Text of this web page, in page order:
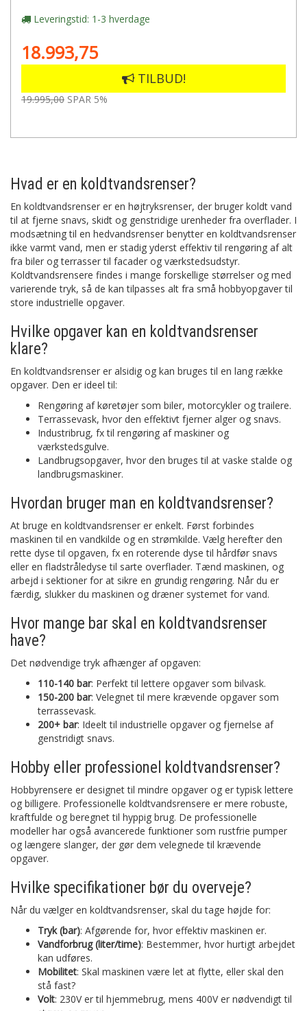
Leveringstid: 1-3 hverdage
18.993,75
TILBUD!
19.995,00 SPAR 5%
Hvad er en koldtvandsrenser?
En koldtvandsrenser er en højtryksrenser, der bruger koldt vand
til at fjerne snavs, skidt og genstridige urenheder fra overflader. I
modsætning til en hedvandsrenser benytter en koldtvandsrenser
ikke varmt vand, men er stadig yderst effektiv til rengøring af alt
fra biler og terrasser til facader og værkstedsudstyr.
Koldtvandsrensere findes i mange forskellige størrelser og med
varierende tryk, så de kan tilpasses alt fra små hobbyopgaver til
store industrielle opgaver.
Hvilke opgaver kan en koldtvandsrenser
klare?
En koldtvandsrenser er alsidig og kan bruges til en lang række
opgaver. Den er ideel til:
Rengøring af køretøjer som biler, motorcykler og trailere.
Terrassevask, hvor den effektivt fjerner alger og snavs.
Industribrug, fx til rengøring af maskiner og
værkstedsgulve.
Landbrugsopgaver, hvor den bruges til at vaske stalde og
landbrugsmaskiner.
Hvordan bruger man en koldtvandsrenser?
At bruge en koldtvandsrenser er enkelt. Først forbindes
maskinen til en vandkilde og en strømkilde. Vælg herefter den
rette dyse til opgaven, fx en roterende dyse til hårdfør snavs
eller en fladstråledyse til sarte overflader. Tænd maskinen, og
arbejd i sektioner for at sikre en grundig rengøring. Når du er
færdig, slukker du maskinen og dræner systemet for vand.
Hvor mange bar skal en koldtvandsrenser
have?
Det nødvendige tryk afhænger af opgaven:
110-140 bar: Perfekt til lettere opgaver som bilvask.
150-200 bar: Velegnet til mere krævende opgaver som
terrassevask.
200+ bar: Ideelt til industrielle opgaver og fjernelse af
genstridigt snavs.
Hobby eller professionel koldtvandsrenser?
Hobbyrensere er designet til mindre opgaver og er typisk lettere
og billigere. Professionelle koldtvandsrensere er mere robuste,
kraftfulde og beregnet til hyppig brug. De professionelle
modeller har også avancerede funktioner som rustfrie pumper
og længere slanger, der gør dem velegnede til krævende
opgaver.
Hvilke specifikationer bør du overveje?
Når du vælger en koldtvandsrenser, skal du tage højde for:
Tryk (bar): Afgørende for, hvor effektiv maskinen er.
Vandforbrug (liter/time): Bestemmer, hvor hurtigt arbejdet
kan udføres.
Mobilitet: Skal maskinen være let at flytte, eller skal den
stå fast?
Volt: 230V er til hjemmebrug, mens 400V er nødvendigt til